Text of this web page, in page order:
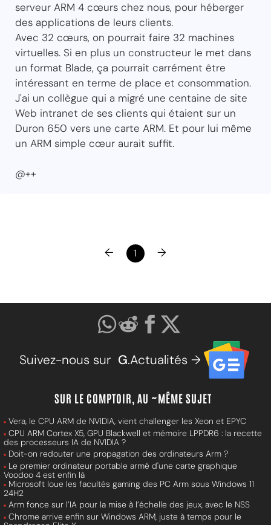
serveur ARM 4 cœurs chez nous, pour héberger
des applications de leurs clients.
Avec 32 cœurs, on pourrait faire 32 machines
virtuelles. Si en plus un constructeur le met dans
un format Blade, ça pourrait carrément être
intéressant en terme de place et consommation.
J'ai un collègue qui a migré une centaine de site
Web intranet de ses clients qui étaient sur un
Duron 650 vers une carte ARM. Et pour lui même
un ARM simple cœur aurait suffit.
@++
← 1 →
Suivez-nous sur G.Actualités →
SUR LE COMPTOIR, AU ~MÊME SUJET
Vera, le CPU ARM de NVIDIA, vient challenger les Xeon et EPYC
CPU ARM Cortex X5, GPU Blackwell et mémoire LPPDR6 : la recette
des processeurs IA de NVIDIA ?
Doit-on redouter une propagation des ordinateurs Arm ?
Le premier ordinateur portable armé d'une carte graphique
Voodoo 4 est enfin là
Microsoft loue les facultés gaming des PC Arm sous Windows 11
24H2
Arm fonce sur l’IA pour la mise à l’échelle des jeux, avec le NSS
Chrome arrive enfin sur Windows ARM, juste à temps pour le